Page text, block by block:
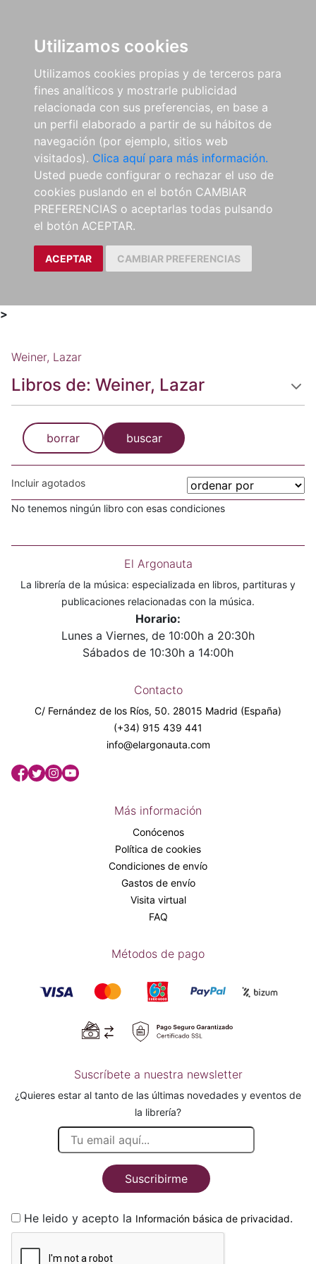
Utilizamos cookies
Utilizamos cookies propias y de terceros para
fines analíticos y mostrarle publicidad
relacionada con sus preferencias, en base a
un perfil elaborado a partir de su hábitos de
navegación (por ejemplo, sitios web
visitados). Clica aquí para más información.
Usted puede configurar o rechazar el uso de
cookies puslando en el botón CAMBIAR
PREFERENCIAS o aceptarlas todas pulsando
el botón ACEPTAR.
ACEPTAR CAMBIAR PREFERENCIAS
>
Weiner, Lazar
Libros de: Weiner, Lazar
borrar buscar
Incluir agotados
No tenemos ningún libro con esas condiciones
El Argonauta
La librería de la música: especializada en libros, partituras y
publicaciones relacionadas con la música.
Horario:
Lunes a Viernes, de 10:00h a 20:30h
Sábados de 10:30h a 14:00h
Contacto
C/ Fernández de los Ríos, 50. 28015 Madrid (España)
(+34) 915 439 441
info@elargonauta.com
Más información
Conócenos
Política de cookies
Condiciones de envío
Gastos de envío
Visita virtual
FAQ
Métodos de pago
Suscríbete a nuestra newsletter
¿Quieres estar al tanto de las últimas novedades y eventos de
la librería?
Suscribirme
He leido y acepto la Información básica de privacidad.